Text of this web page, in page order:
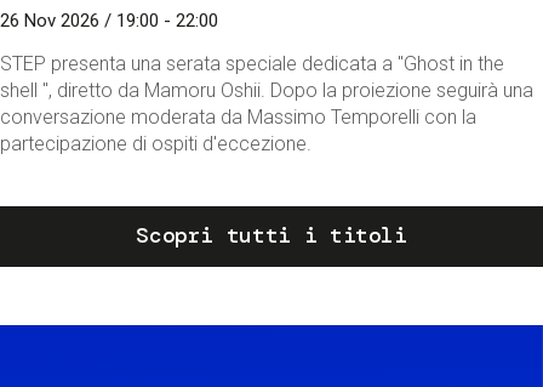
26 Nov 2026 / 19:00 - 22:00
STEP presenta una serata speciale dedicata a "Ghost in the
shell ", diretto da Mamoru Oshii. Dopo la proiezione seguirà una
conversazione moderata da Massimo Temporelli con la
partecipazione di ospiti d'eccezione.
Scopri tutti i titoli